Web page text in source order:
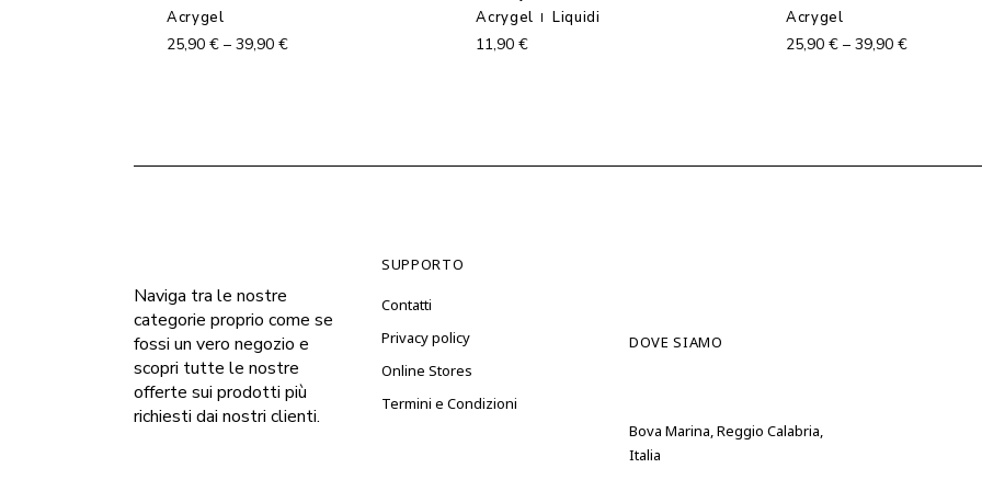
più
varianti.
nella
Acrygel
25,90 € – 39,90 €
Acrygel
Liquidi
11,90€ più
varianti.
nella
Acrygel
25,90 €– 39,90 €
Naviga tra le nostre
categorie proprio come se
fossi un vero negozio e
scopri tutte le nostre
offerte sui prodotti più
richiesti dai nostri clienti.
SUPPORTO
Contatti
Privacy policy
Online Stores
Termini e Condizioni
DOVE SIAMO
Bova Marina, Reggio Calabria,
Italia